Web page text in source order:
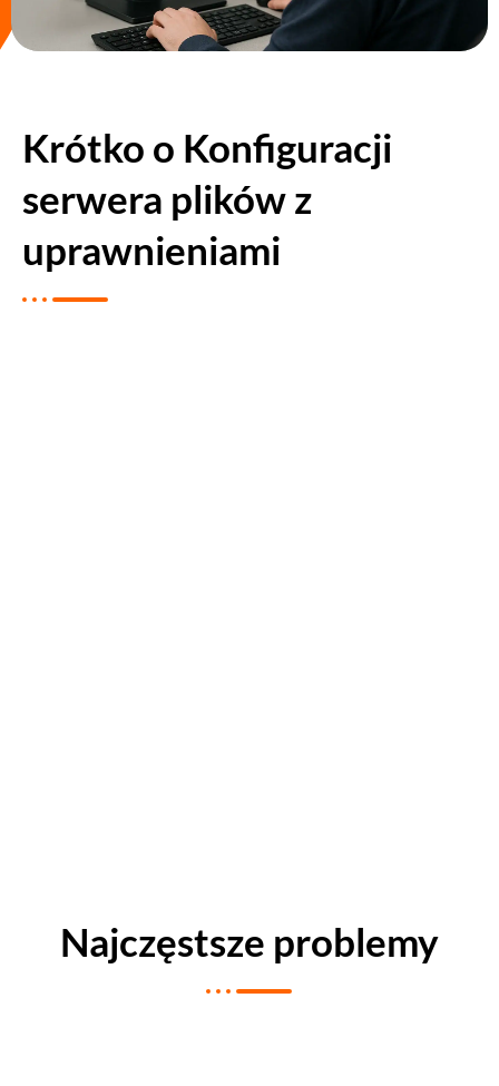
Krótko o Konfiguracji
serwera plików z
uprawnieniami
Najczęstsze problemy